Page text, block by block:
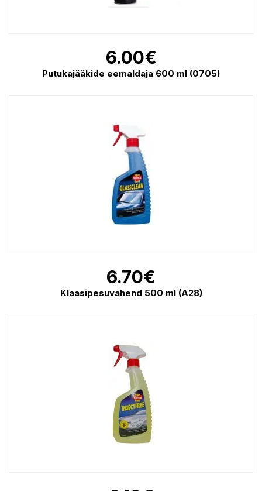
6.00€
Putukajääkide eemaldaja 600 ml (0705)
6.70€
Klaasipesuvahend 500 ml (A28)